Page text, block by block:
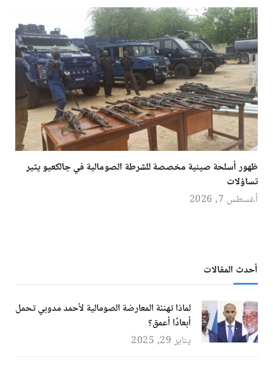
ظهور أسلحة صينية مخصصة للشرطة الصومالية في جالكعيو يثير
تساؤلات
أغسطس 7, 2026
أحدث المقالات
لماذا تهنئة المعارضة الصومالية لأحمد مدوبي تحمل
أبعادًا أعمق؟
يناير 29, 2025